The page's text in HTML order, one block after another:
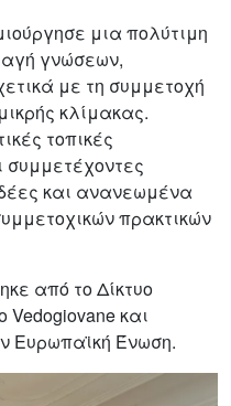
μια πολύτιμη
γνώσεων,
με τη συμμετοχή
κλίμακας.
τοπικές
συμμετέχοντες
και ανανεωμένα
πρακτικών
από το Δίκτυο
και
Ευρωπαϊκή Ένωση.